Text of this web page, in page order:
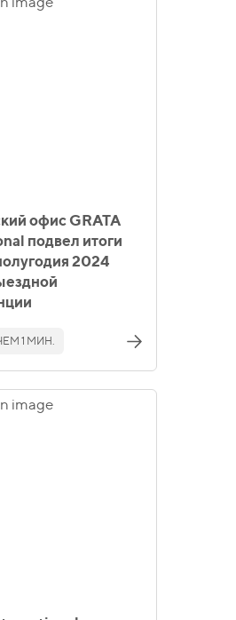
офис GRATA
подвел итоги
2024
1 МИН.